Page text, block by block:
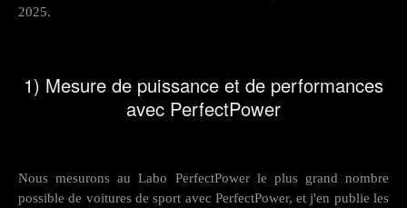
2025.
1) Mesure de puissance et de performances
avec PerfectPower
Nous mesurons au Labo PerfectPower le plus grand nombre
possible de voitures de sport avec PerfectPower, et j'en publie les